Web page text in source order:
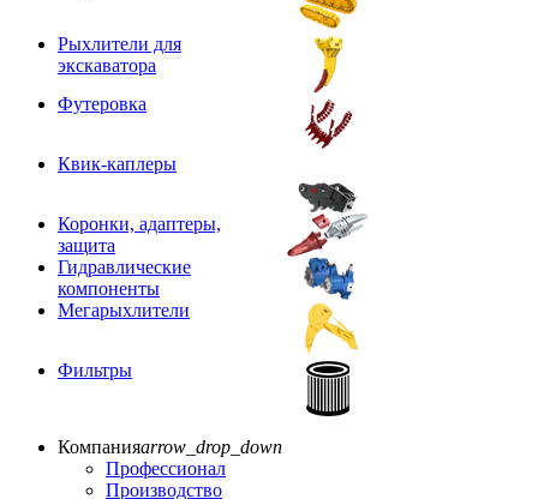
Рыхлители для
экскаватора
Футеровка
Квик-каплеры
Коронки, адаптеры,
защита
Гидравлические
компоненты
Мегарыхлители
Фильтры
Компанияarrow_drop_down
Профессионал
Производство